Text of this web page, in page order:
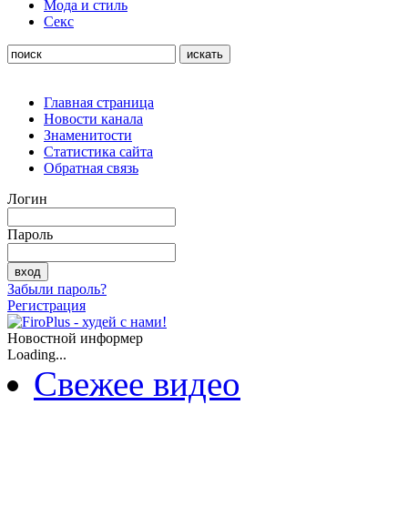
Мода и стиль
Секс
Главная страница
Новости канала
Знаменитости
Статистика сайта
Обратная связь
Логин
Пароль
Забыли пароль?
Регистрация
Новостной информер
Loading...
Свежее видео